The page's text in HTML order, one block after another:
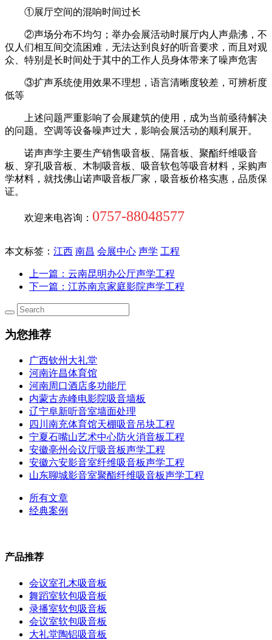
①展厅空间的混响时间过长
②声场分布不均匀；举办会展活动时展厅内人声鼎沸，不
仅人们相互间交流困难，无法达到良好的听音要求，而且对观
众、特别是长时间处于其中的工作人员身体带来了噪声危害
③扩声系统使用效果不理想，语言清晰度较差，可辨析度
低等
上述问题严重影响了会展建筑的使用，成为当前亟待解决
的问题。空调等设备噪声过大，影响会展活动的顺利展开。
诺声声学主要生产销售吸音板、隔音板、聚酯纤维吸音
板、穿孔吸音板、木制吸音板、吸音软包等吸音材料，采购声
学材料，就找佛山诺声吸音板厂家，吸音板价格实惠，品质保
证。
欢迎来电咨询： 0757-88048577
本文标签： 江西 南昌 会展中心 声学 工程
上一篇 ：云南昆明办公厅声学工程
下一篇 ：江苏南京家庭影院声学工程
为您推荐
广西钦州大礼堂
河南许昌体育馆
河南周口酒店多功能厅
内蒙古赤峰电影院吸音墙板
辽宁阜新听音室墙面处理
四川南充体育馆天棚吸音吊块工程
宁夏石嘴山艺术中心防火消音板工程
安徽亳州会议厅吸音板声学工程
安徽六安影音室纤维吸音板声学工程
山东聊城影音室聚酯纤维吸音板声学工程
所有文章
经典案例
产品推荐
会议室孔木吸音板
舞蹈室软包吸音板
录播室软包吸音板
会议室软包吸音板
大礼堂陶铝吸音板